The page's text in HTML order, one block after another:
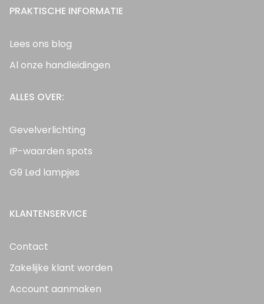
PRAKTISCHE INFORMATIE
Lees ons blog
Al onze handleidingen
ALLES OVER:
Gevelverlichting
IP-waarden spots
G9 Led lampjes
KLANTENSERVICE
Contact
Zakelijke klant worden
Account aanmaken